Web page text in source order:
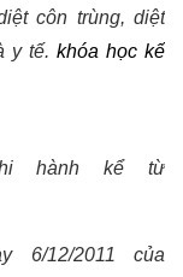
côn trùng, diệt
y tế. khóa học kế
hành kể từ
6/12/2011 của